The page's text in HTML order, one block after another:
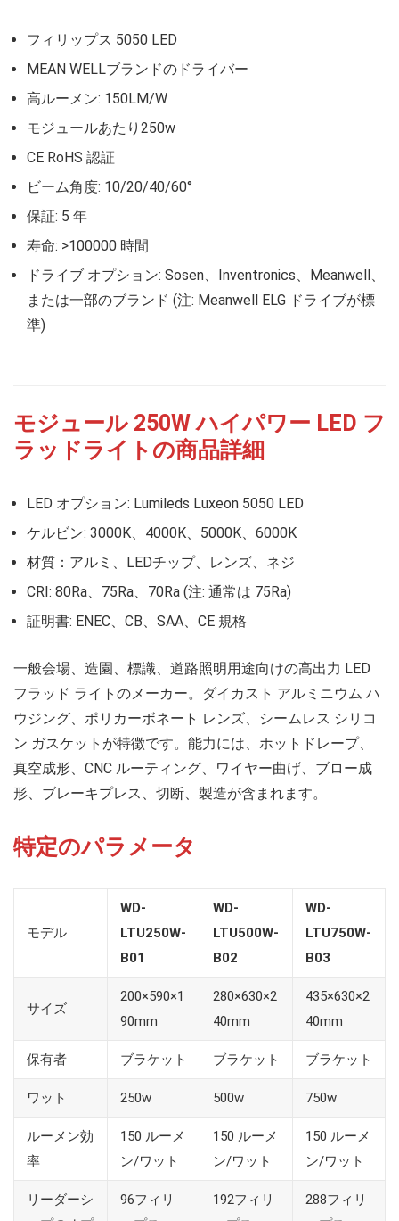
フィリップス 5050 LED
MEAN WELLブランドのドライバー
高ルーメン: 150LM/W
モジュールあたり250w
CE RoHS 認証
ビーム角度: 10/20/40/60°
保証: 5 年
寿命: >100000 時間
ドライブ オプション: Sosen、Inventronics、Meanwell、
または一部のブランド (注: Meanwell ELG ドライブが標
準)
モジュール 250W ハイパワー LED フ
ラッドライトの商品詳細
LED オプション: Lumileds Luxeon 5050 LED
ケルビン: 3000K、4000K、5000K、6000K
材質：アルミ、LEDチップ、レンズ、ネジ
CRI: 80Ra、75Ra、70Ra (注: 通常は 75Ra)
証明書: ENEC、CB、SAA、CE 規格
一般会場、造園、標識、道路照明用途向けの高出力 LED
フラッド ライトのメーカー。ダイカスト アルミニウム ハ
ウジング、ポリカーボネート レンズ、シームレス シリコ
ン ガスケットが特徴です。能力には、ホットドレープ、
真空成形、CNC ルーティング、ワイヤー曲げ、ブロー成
形、ブレーキプレス、切断、製造が含まれます。
特定のパラメータ
モデル
WD-
LTU250W-
B01
WD-
LTU500W-
B02
WD-
LTU750W-
B03
サイズ
200×590×1
90mm
280×630×2
40mm
435×630×2
40mm
保有者 ブラケット ブラケット ブラケット
ワット 250w 500w 750w
ルーメン効
率
150 ルーメ
ン/ワット
150 ルーメ
ン/ワット
150 ルーメ
ン/ワット
リーダーシ
96フィリ
192フィリ
288フィリ